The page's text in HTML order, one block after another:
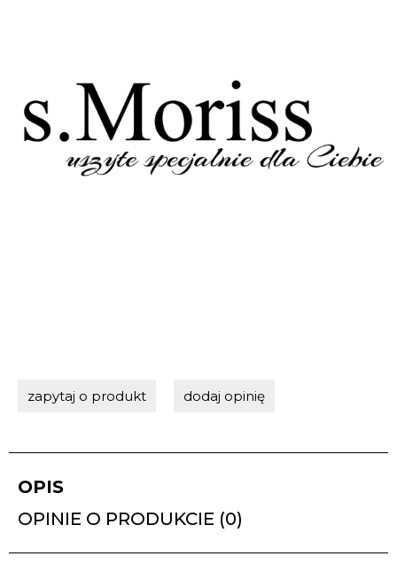
zapytaj o produkt dodaj opinię
OPIS
OPINIE O PRODUKCIE (0)